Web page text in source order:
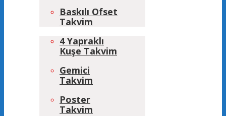
Baskılı Ofset
Takvim
4 Yapraklı
Kuşe Takvim
Gemici
Takvim
Poster
Takvim